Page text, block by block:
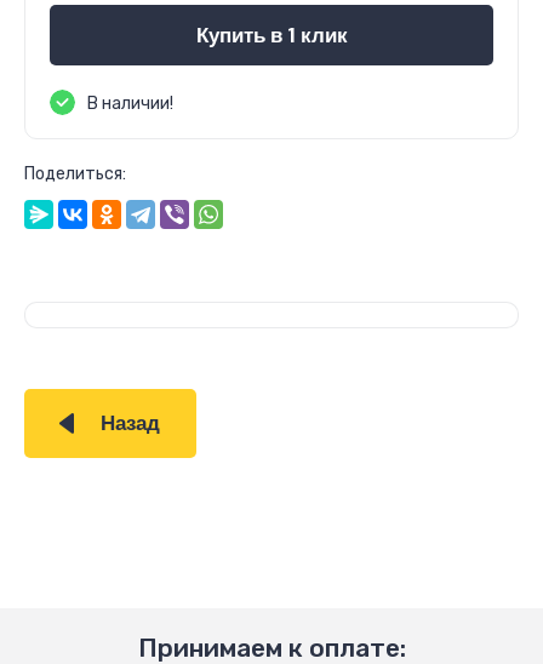
Купить в 1 клик
В наличии!
Поделиться:
Назад
Принимаем к оплате: